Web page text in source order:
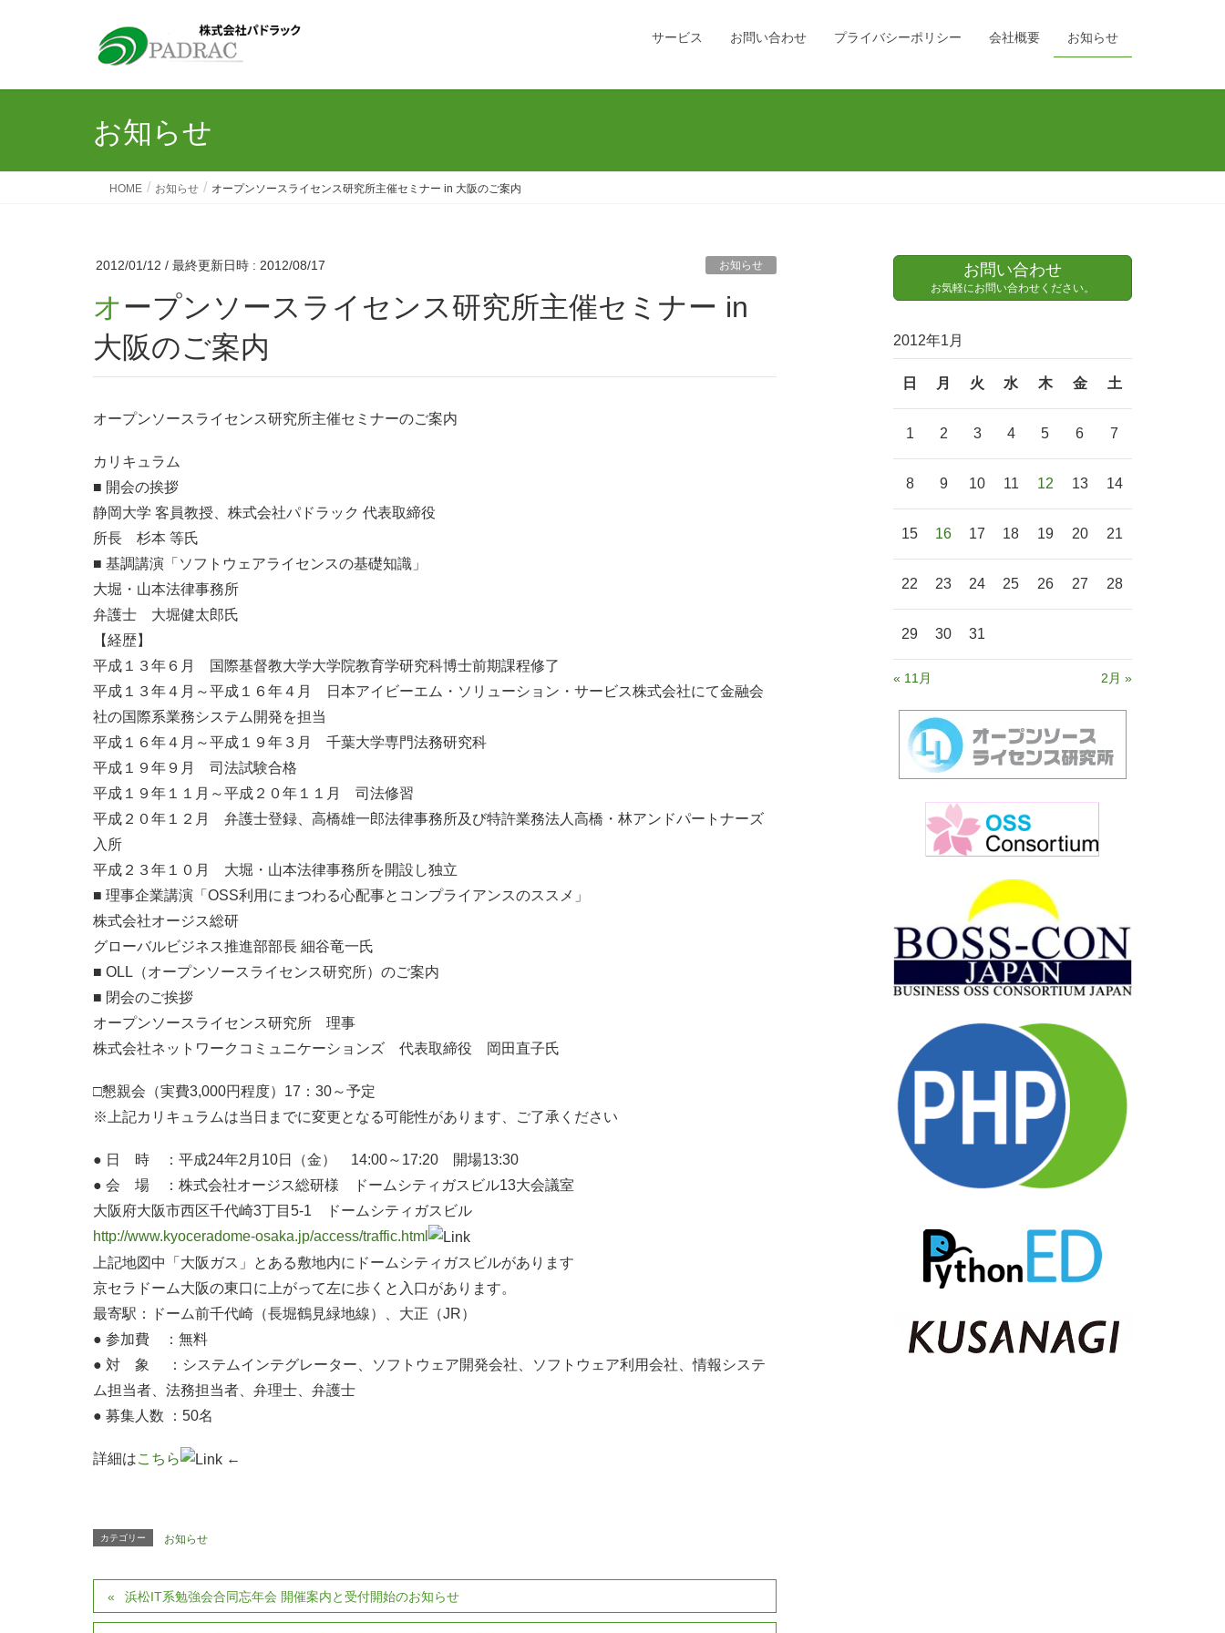
サービス お問い合わせ プライバシーポリシー 会社概要 お知らせ
お知らせ
HOME お知らせ オープンソースライセンス研究所主催セミナー in 大阪のご案内
2012/01/12 / 最終更新日時 : 2012/08/17 お知らせ
オープンソースライセンス研究所主催セミナー in
大阪のご案内
オープンソースライセンス研究所主催セミナーのご案内
カリキュラム
■ 開会の挨拶
静岡大学 客員教授、株式会社パドラック 代表取締役
所長 杉本 等氏
■ 基調講演「ソフトウェアライセンスの基礎知識」
大堀・山本法律事務所
弁護士 大堀健太郎氏
【経歴】
平成１３年６月 国際基督教大学大学院教育学研究科博士前期課程修了
平成１３年４月～平成１６年４月 日本アイビーエム・ソリューション・サービス株式会社にて金融会
社の国際系業務システム開発を担当
平成１６年４月～平成１９年３月 千葉大学専門法務研究科
平成１９年９月 司法試験合格
平成１９年１１月～平成２０年１１月 司法修習
平成２０年１２月 弁護士登録、高橋雄一郎法律事務所及び特許業務法人高橋・林アンドパートナーズ
入所
平成２３年１０月 大堀・山本法律事務所を開設し独立
■ 理事企業講演「OSS利用にまつわる心配事とコンプライアンスのススメ」
株式会社オージス総研
グローバルビジネス推進部部長 細谷竜一氏
■ OLL（オープンソースライセンス研究所）のご案内
■ 閉会のご挨拶
オープンソースライセンス研究所 理事
株式会社ネットワークコミュニケーションズ 代表取締役 岡田直子氏
□懇親会（実費3,000円程度）17：30～予定
※上記カリキュラムは当日までに変更となる可能性があります、ご了承ください
● 日 時 ：平成24年2月10日（金） 14:00～17:20 開場13:30
● 会 場 ：株式会社オージス総研様 ドームシティガスビル13大会議室
大阪府大阪市西区千代崎3丁目5-1 ドームシティガスビル
http://www.kyoceradome-osaka.jp/access/traffic.html
上記地図中「大阪ガス」とある敷地内にドームシティガスビルがあります
京セラドーム大阪の東口に上がって左に歩くと入口があります。
最寄駅：ドーム前千代崎（長堀鶴見緑地線）、大正（JR）
● 参加費 ：無料
● 対 象 ：システムインテグレーター、ソフトウェア開発会社、ソフトウェア利用会社、情報システ
ム担当者、法務担当者、弁理士、弁護士
● 募集人数 ：50名
詳細はこちら ←
カテゴリー お知らせ
浜松IT系勉強会合同忘年会 開催案内と受付開始のお知らせ
お問い合わせ
お気軽にお問い合わせください。
2012年1月
日 月 火 水 木 金 土
1 2 3 4 5 6 7
8 9 10 11 12 13 14
15 16 17 18 19 20 21
22 23 24 25 26 27 28
29 30 31
« 11月 2月 »